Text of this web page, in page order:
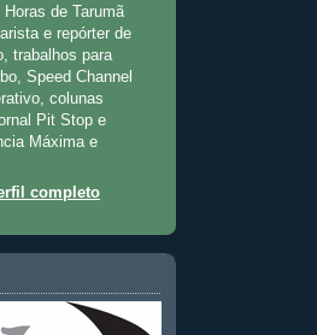
de Tarumã
e repórter de
trabalhos para
Speed Channel
colunas
Pit Stop e
Máxima e
completo